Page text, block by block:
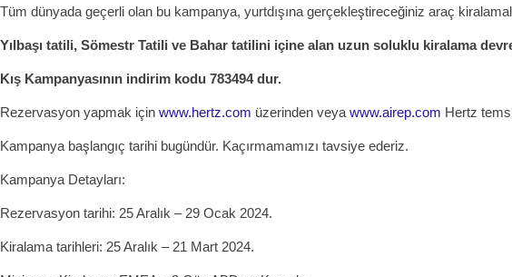
Tüm dünyada geçerli olan bu kampanya, yurtdışına gerçekleştireceğiniz araç
Yılbaşı tatili, Sömestr Tatili ve Bahar tatilini içine alan uzun soluklu kiralama
Kış Kampanyasının indirim kodu 783494 dur.
Rezervasyon yapmak için www.hertz.com üzerinden veya www.airep.com Hertz
Kampanya başlangıç tarihi bugündür. Kaçırmamamızı tavsiye ederiz.
Kampanya Detayları:
Rezervasyon tarihi: 25 Aralık – 29 Ocak 2024.
Kiralama tarihleri: 25Aralık – 21 Mart 2024.